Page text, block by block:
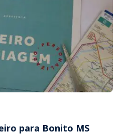
para Bonito MS